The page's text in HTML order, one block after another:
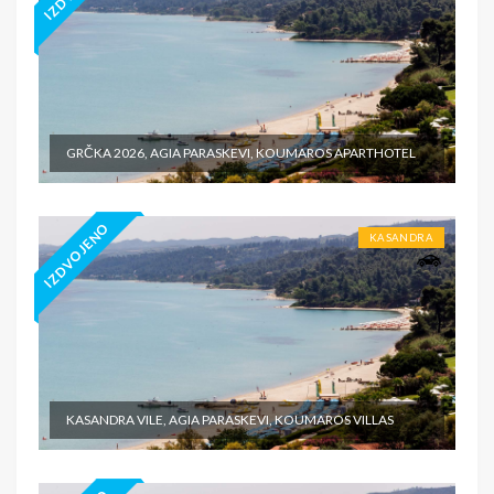
GRČKA 2026, AGIA PARASKEVI, KOUMAROS APARTHOTEL
IZDVOJENO KASANDRA
KASANDRA VILE, AGIA PARASKEVI, KOUMAROS VILLAS